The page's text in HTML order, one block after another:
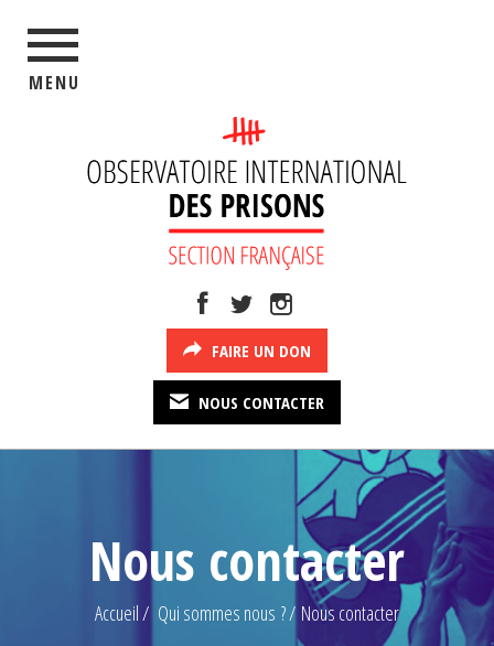
MENU
FAIRE UN DON
NOUS CONTACTER
Nous contacter
Accueil Qui sommes nous ? Nous contacter